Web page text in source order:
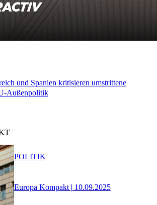
und Spanien kritisieren umstrittene
Außenpolitik
Europa Kompakt | 10.09.2025
POLITIK